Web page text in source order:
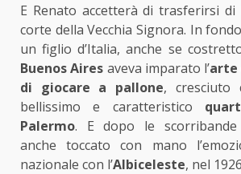
E Renato accetterà di trasferirsi
corte della Vecchia Signora. In
un figlio d’Italia, anche se
Buenos Aires aveva imparato l’arte
di giocare a pallone, cresciuto
bellissimo e caratteristico
Palermo. E dopo le scorribande
anche toccato con mano
nazionale con l’Albiceleste, nel